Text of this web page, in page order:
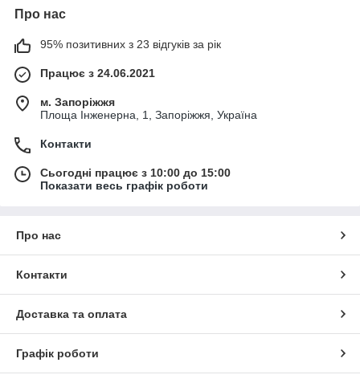
Про нас
95% позитивних з 23 відгуків за рік
Працює з 24.06.2021
м. Запоріжжя
Площа Інженерна, 1, Запоріжжя, Україна
Контакти
Сьогодні працює з 10:00 до 15:00
Показати весь графік роботи
Про нас
Контакти
Доставка та оплата
Графік роботи